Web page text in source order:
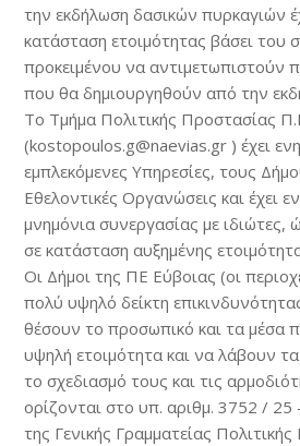
την εκδήλωση δασικών πυρκαγιών
κατάσταση ετοιμότητας βάσει του
προκειμένου να αντιμετωπιστούν
που θα δημιουργηθούν από την
Το Τμήμα Πολιτικής Προστασίας
(kostopoulos.g@naevias.gr ) έχει
εμπλεκόμενες Υπηρεσίες, τους
Εθελοντικές Οργανώσεις και έχει
μνημόνια συνεργασίας με ιδιώτες,
σε κατάσταση αυξημένης
Οι Δήμοι της ΠΕ Εύβοιας (οι
πολύ υψηλό δείκτη
θέσουν το προσωπικό και τα μέσα
υψηλή ετοιμότητα και να λάβουν
το σχεδιασμό τους και τις
ορίζονται στο υπ. αριθμ. 3752 /
της Γενικής Γραμματείας